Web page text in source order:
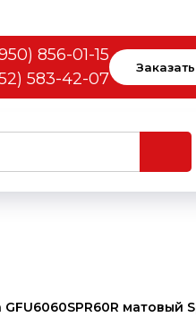
856-01-15
583-42-07
матовый